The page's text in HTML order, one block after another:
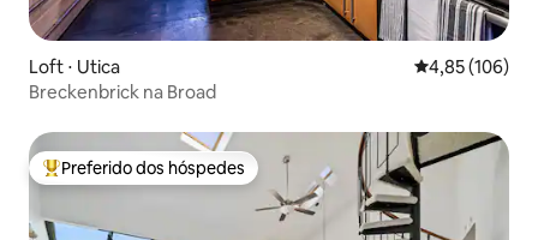
Loft ⋅ Utica 4,85 de uma
4,85 (106)
Breckenbrick na Broad
Entre os melhores preferidos dos hóspedes
Preferido dos hóspedes